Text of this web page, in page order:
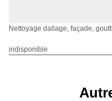
Nettoyage dallage, façade,
indisponible